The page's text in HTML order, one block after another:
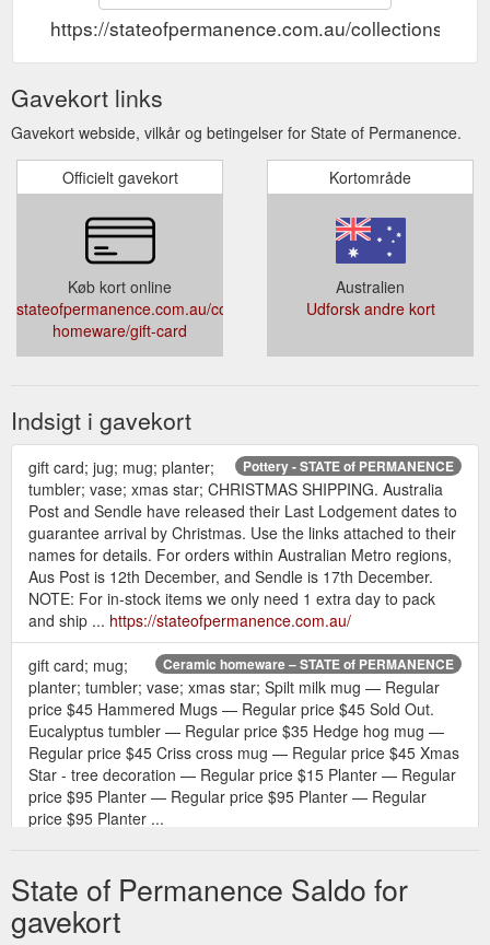
https://stateofpermanence.com.au/collections/
Gavekort links
Gavekort webside, vilkår og betingelser for State of Permanence.
Officielt gavekort
Køb kort online
stateofpermanence.com.au/collections/ceramic-
homeware/gift-card
Kortområde
Australien
Udforsk andre kort
Indsigt i gavekort
Pottery - STATE of PERMANENCE
gift card; jug; mug; planter;
tumbler; vase; xmas star; CHRISTMAS SHIPPING. Australia
Post and Sendle have released their Last Lodgement dates to
guarantee arrival by Christmas. Use the links attached to their
names for details. For orders within Australian Metro regions,
Aus Post is 12th December, and Sendle is 17th December.
NOTE: For in-stock items we only need 1 extra day to pack
and ship ... https://stateofpermanence.com.au/
Ceramic homeware – STATE of PERMANENCE
gift card; mug;
planter; tumbler; vase; xmas star; Spilt milk mug — Regular
price $45 Hammered Mugs — Regular price $45 Sold Out.
Eucalyptus tumbler — Regular price $35 Hedge hog mug —
Regular price $45 Criss cross mug — Regular price $45 Xmas
Star - tree decoration — Regular price $15 Planter — Regular
price $95 Planter — Regular price $95 Planter — Regular
price $95 Planter ...
State of Permanence Saldo for
gavekort